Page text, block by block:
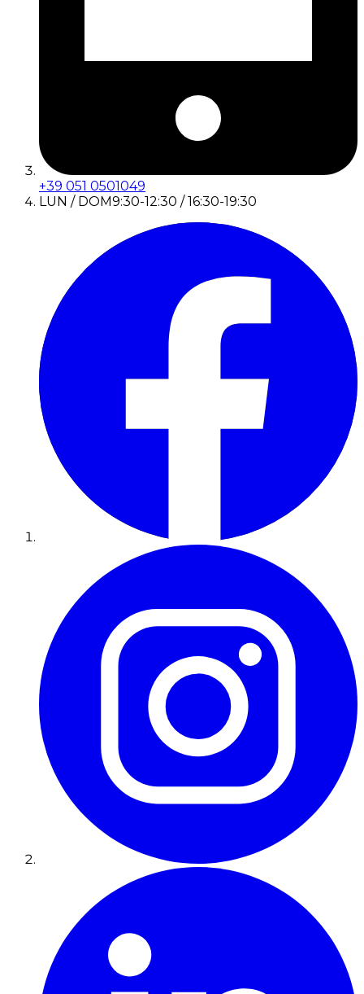
+39 051 0501049
LUN / DOM9:30-12:30 / 16:30-19:30